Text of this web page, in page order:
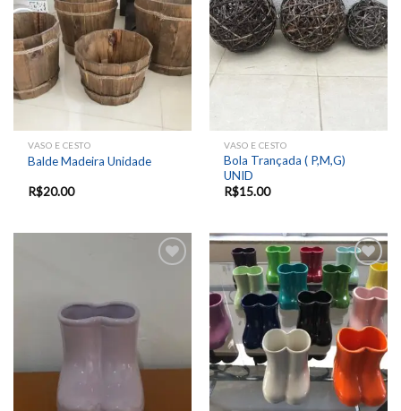
wishlist
VASO E CESTO
Balde Madeira Unidade
R$20.00
wishlist
VASO E CESTO
Bola Trançada ( P,M,G)
UNID
R$15.00
Add to
wishlist